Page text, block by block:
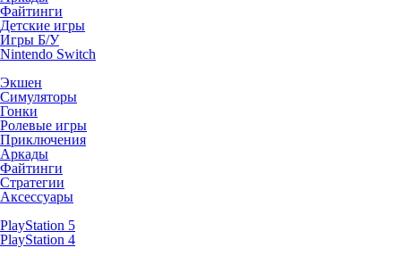
Файтинги
Детские игры
Игры Б/У
Nintendo Switch
Экшен
Симуляторы
Гонки
Ролевые игры
Приключения
Аркады
Файтинги
Стратегии
Аксессуары
PlayStation 5
PlayStation 4